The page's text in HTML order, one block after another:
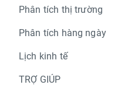
Phân tích thị trường
Phân tích hàng ngày
Lịch kinh tế
TRỢ GIÚP